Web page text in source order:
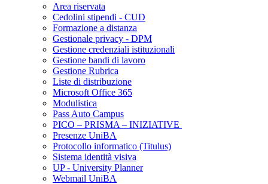
Area riservata
Cedolini stipendi - CUD
Formazione a distanza
Gestionale privacy - DPM
Gestione credenziali istituzionali
Gestione bandi di lavoro
Gestione Rubrica
Liste di distribuzione
Microsoft Office 365
Modulistica
Pass Auto Campus
PICO – PRISMA – INIZIATIVE
Presenze UniBA
Protocollo informatico (Titulus)
Sistema identità visiva
UP - University Planner
Webmail UniBA